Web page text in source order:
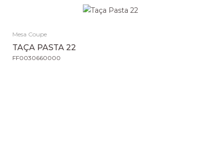
Mesa Coupe
TAÇA PASTA 22
FF0030660000